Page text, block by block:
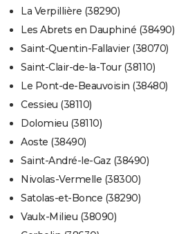
La Verpillière (38290)
Les Abrets en Dauphiné (38490)
Saint-Quentin-Fallavier (38070)
Saint-Clair-de-la-Tour (38110)
Le Pont-de-Beauvoisin (38480)
Cessieu (38110)
Dolomieu (38110)
Aoste (38490)
Saint-André-le-Gaz (38490)
Nivolas-Vermelle (38300)
Satolas-et-Bonce (38290)
Vaulx-Milieu (38090)